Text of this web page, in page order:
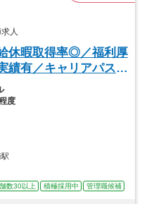
人
休暇取得率◎／福利厚
績有／キャリアパス豊
度
数30以上 積極採用中 管理職候補